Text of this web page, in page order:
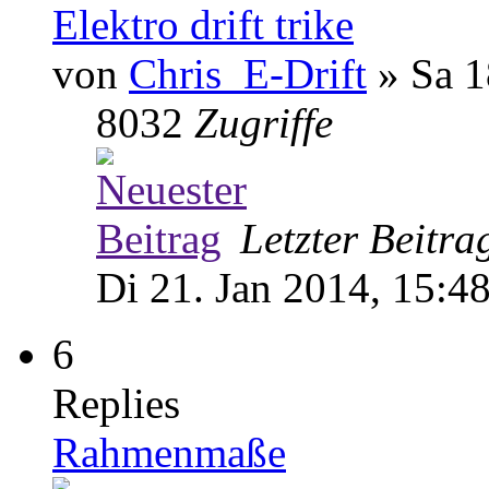
Elektro drift trike
von Chris_E-Drift » Sa
8032 Zugriffe
Letzter
Di 21. Jan 2014,
6
Replies
Rahmenmaße